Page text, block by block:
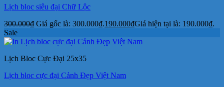
Lịch bloc siêu đại Chữ Lộc
300.000₫ Giá gốc là: 300.000₫.190.000₫Giá hiện tại là: 190.000₫.
Sale
Lịch Bloc Cực Đại 25x35
Lịch bloc cực đại Cảnh Đẹp Việt Nam